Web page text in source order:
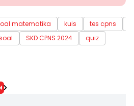
matematika kuis tes cpns
SKD CPNS 2024 quiz